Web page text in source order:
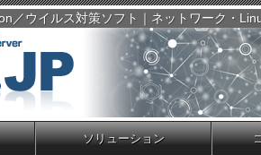
／ウイルス対策ソフト｜ネットワーク・
ソリューション